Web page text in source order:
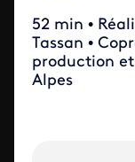
52 min •
Tassan •
production et
Alpes